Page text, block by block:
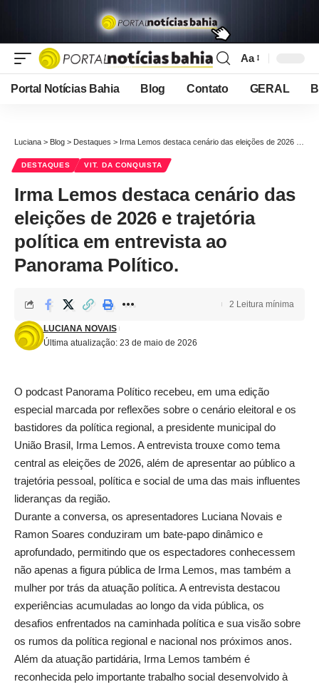
Font
Resizer
Aa
Portal Notícias Bahia Blog Contato GERAL
Luciana > Blog > Destaques > Irma Lemos destaca cenário das eleições de 2026 e trajetória política em entrevista ao Panorama Político.
DESTAQUES VIT. DA CONQUISTA
Irma Lemos destaca cenário das
eleições de 2026 e trajetória
política em entrevista ao
Panorama Político.
Última atualização: 23 de maio de 2026
LUCIANA NOVAIS
2 Leitura mínima
O podcast Panorama Político recebeu, em uma edição
especial marcada por reflexões sobre o cenário eleitoral e os
bastidores da política regional, a presidente municipal do
União Brasil, Irma Lemos. A entrevista trouxe como tema
central as eleições de 2026, além de apresentar ao público a
trajetória pessoal, política e social de uma das mais influentes
lideranças da região.
Durante a conversa, os apresentadores Luciana Novais e
Ramon Soares conduziram um bate-papo dinâmico e
aprofundado, permitindo que os espectadores conhecessem
não apenas a figura pública de Irma Lemos, mas também a
mulher por trás da atuação política. A entrevista destacou
experiências acumuladas ao longo da vida pública, os
desafios enfrentados na caminhada política e sua visão sobre
os rumos da política regional e nacional nos próximos anos.
Além da atuação partidária, Irma Lemos também é
reconhecida pelo importante trabalho social desenvolvido à